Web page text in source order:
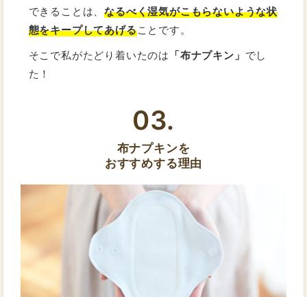
できることは、なるべく湿気がこもらないような状
態をキープしてあげることです。
そこで私がたどり着いたのは 「布ナプキン」 でし
た！
03.
布ナプキンを
おすすめする理由